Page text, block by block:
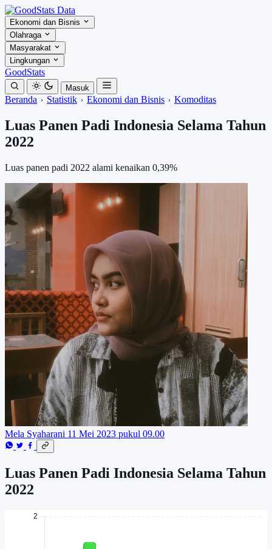
Ekonomi dan Bisnis
Olahraga
Masyarakat
Lingkungan
GoodStats
Masuk
Beranda Statistik Ekonomi dan Bisnis Komoditas
Luas Panen Padi Indonesia Selama Tahun
2022
Luas panen padi 2022 alami kenaikan 0,39%
Mela Syaharani 11 Mei 2023 pukul 09.00
Luas Panen Padi Indonesia Selama Tahun
2022